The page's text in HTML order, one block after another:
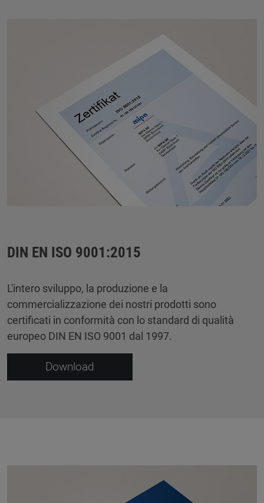
DIN EN ISO 9001:2015
L'intero sviluppo, la produzione e la
commercializzazione dei nostri prodotti sono
certificati in conformità con lo standard di qualità
europeo DIN EN ISO 9001 dal 1997.
Download